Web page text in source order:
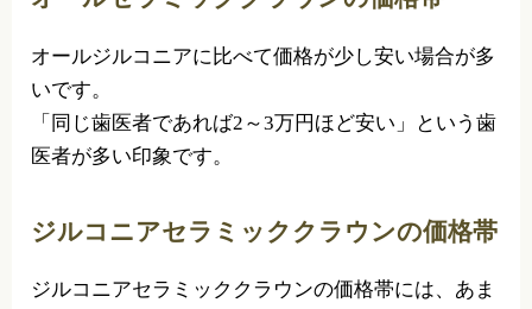
オールジルコニアに比べて価格が少し安い場合が多
いです。
「同じ歯医者であれば2～3万円ほど安い」という歯
医者が多い印象です。
ジルコニアセラミッククラウンの価格帯
ジルコニアセラミッククラウンの価格帯には、あま